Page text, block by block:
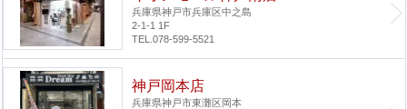
兵庫県神戸市兵庫区中之島
2-1-1 1F
TEL.078-599-5521
神戸岡本店
兵庫県神戸市東灘区岡本